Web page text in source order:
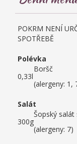
POKRM NENÍ
SPOTŘEBĚ
Polévka
0,33l
Boršč
(alergeny: 1,
Salát
300g
Šopský
(alergeny: 7)